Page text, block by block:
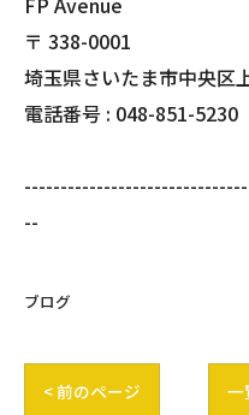
〒 338-0001
埼玉県さいたま市中央区
電話番号 : 048-851-5230
--
ブログ
< 前のページ 一